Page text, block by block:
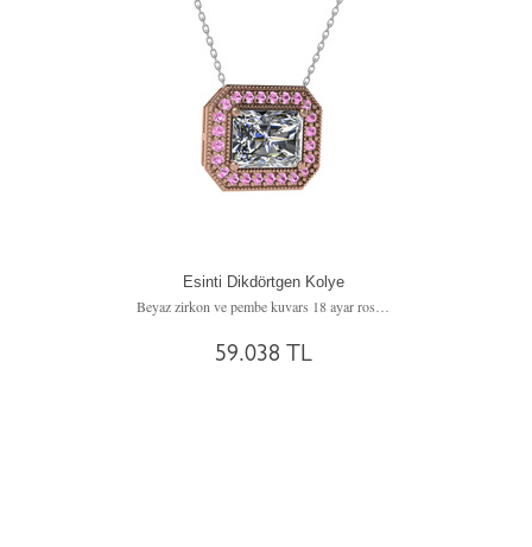
Esinti Dikdörtgen Kolye
59.038 TL